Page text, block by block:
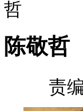
陈敬哲
责